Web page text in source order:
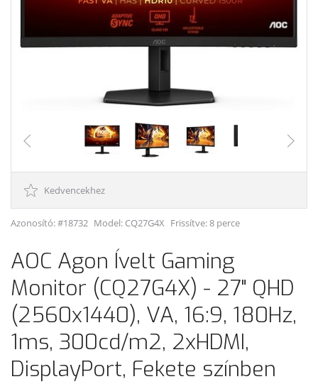
Kedvencekhez
Azonosító: #18732 Model: CQ27G4X Frissítve: 8 perce
AOC Agon Ívelt Gaming
Monitor (CQ27G4X) - 27" QHD
(2560x1440), VA, 16:9, 180Hz,
1ms, 300cd/m2, 2xHDMI,
DisplayPort, Fekete színben